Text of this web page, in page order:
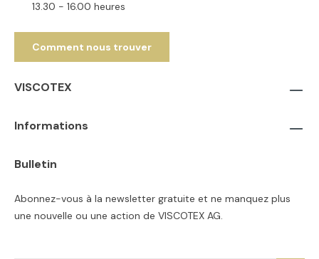
13.30 - 16.00 heures
Comment nous trouver
VISCOTEX
Informations
Bulletin
Abonnez-vous à la newsletter gratuite et ne manquez plus
une nouvelle ou une action de VISCOTEX AG.